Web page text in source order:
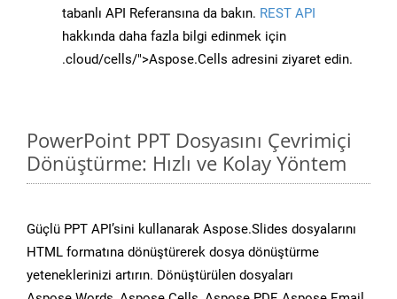
tabanlı API Referansına da bakın. REST API
hakkında daha fazla bilgi edinmek için
.cloud/cells/">Aspose.Cells adresini ziyaret edin.
PowerPoint PPT Dosyasını Çevrimiçi
Dönüştürme: Hızlı ve Kolay Yöntem
Güçlü PPT API’sini kullanarak Aspose.Slides dosyalarını
HTML formatına dönüştürerek dosya dönüştürme
yeteneklerinizi artırın. Dönüştürülen dosyaları